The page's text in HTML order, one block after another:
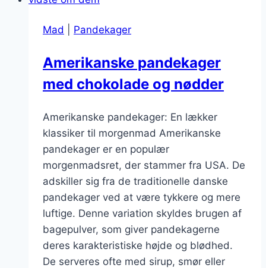
Mad Pandekager
Amerikanske pandekager
med chokolade og nødder
Amerikanske pandekager: En lækker
klassiker til morgenmad Amerikanske
pandekager er en populær
morgenmadsret, der stammer fra USA. De
adskiller sig fra de traditionelle danske
pandekager ved at være tykkere og mere
luftige. Denne variation skyldes brugen af
bagepulver, som giver pandekagerne
deres karakteristiske højde og blødhed.
De serveres ofte med sirup, smør eller